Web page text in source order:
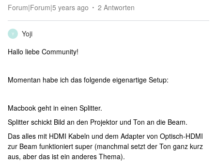
Forum|Forum|5 years ago 2 Antworten
Y
Yoji
Hallo liebe Community!
Momentan habe ich das folgende eigenartige Setup:
Macbook geht in einen Splitter.
Splitter schickt Bild an den Projektor und Ton an die Beam.
Das alles mit HDMI Kabeln und dem Adapter von Optisch-HDMI
zur Beam funktioniert super (manchmal setzt der Ton ganz kurz
aus, aber das ist ein anderes Thema).